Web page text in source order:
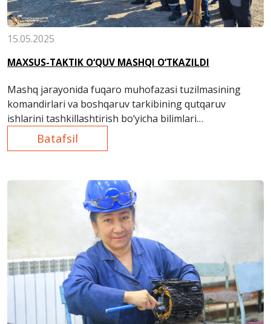
15.05.2025
MAXSUS-TAKTIK O‘QUV MASHQI O‘TKAZILDI
Mashq jarayonida fuqaro muhofazasi tuzilmasining
komandirlari va boshqaruv tarkibining qutqaruv
ishlarini tashkillashtirish bo‘yicha bilimlari
takomillashtirildi.
Batafsil